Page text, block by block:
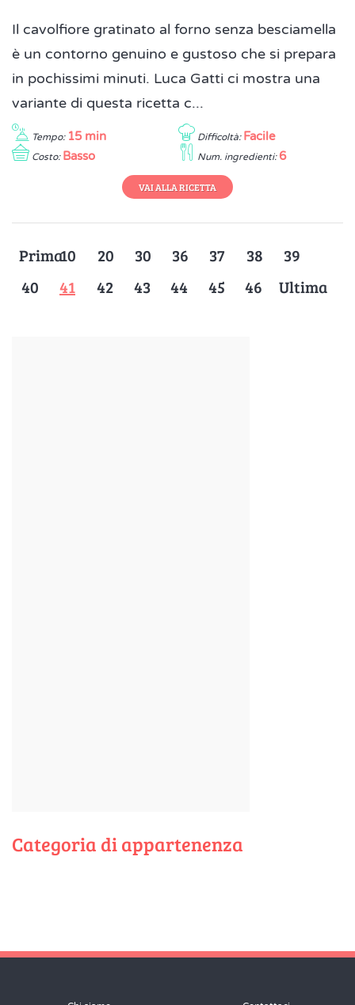
Il cavolfiore gratinato al forno senza besciamella
è un contorno genuino e gustoso che si prepara
in pochissimi minuti. Luca Gatti ci mostra una
variante di questa ricetta c...
Tempo: 15 min Difficoltà: Facile
Costo: Basso Num. ingredienti: 6
VAI ALLA RICETTA
Prima10 20 30 36 37 38
39
40
41 42 43 44 45 46 Ultima
Categoria di appartenenza